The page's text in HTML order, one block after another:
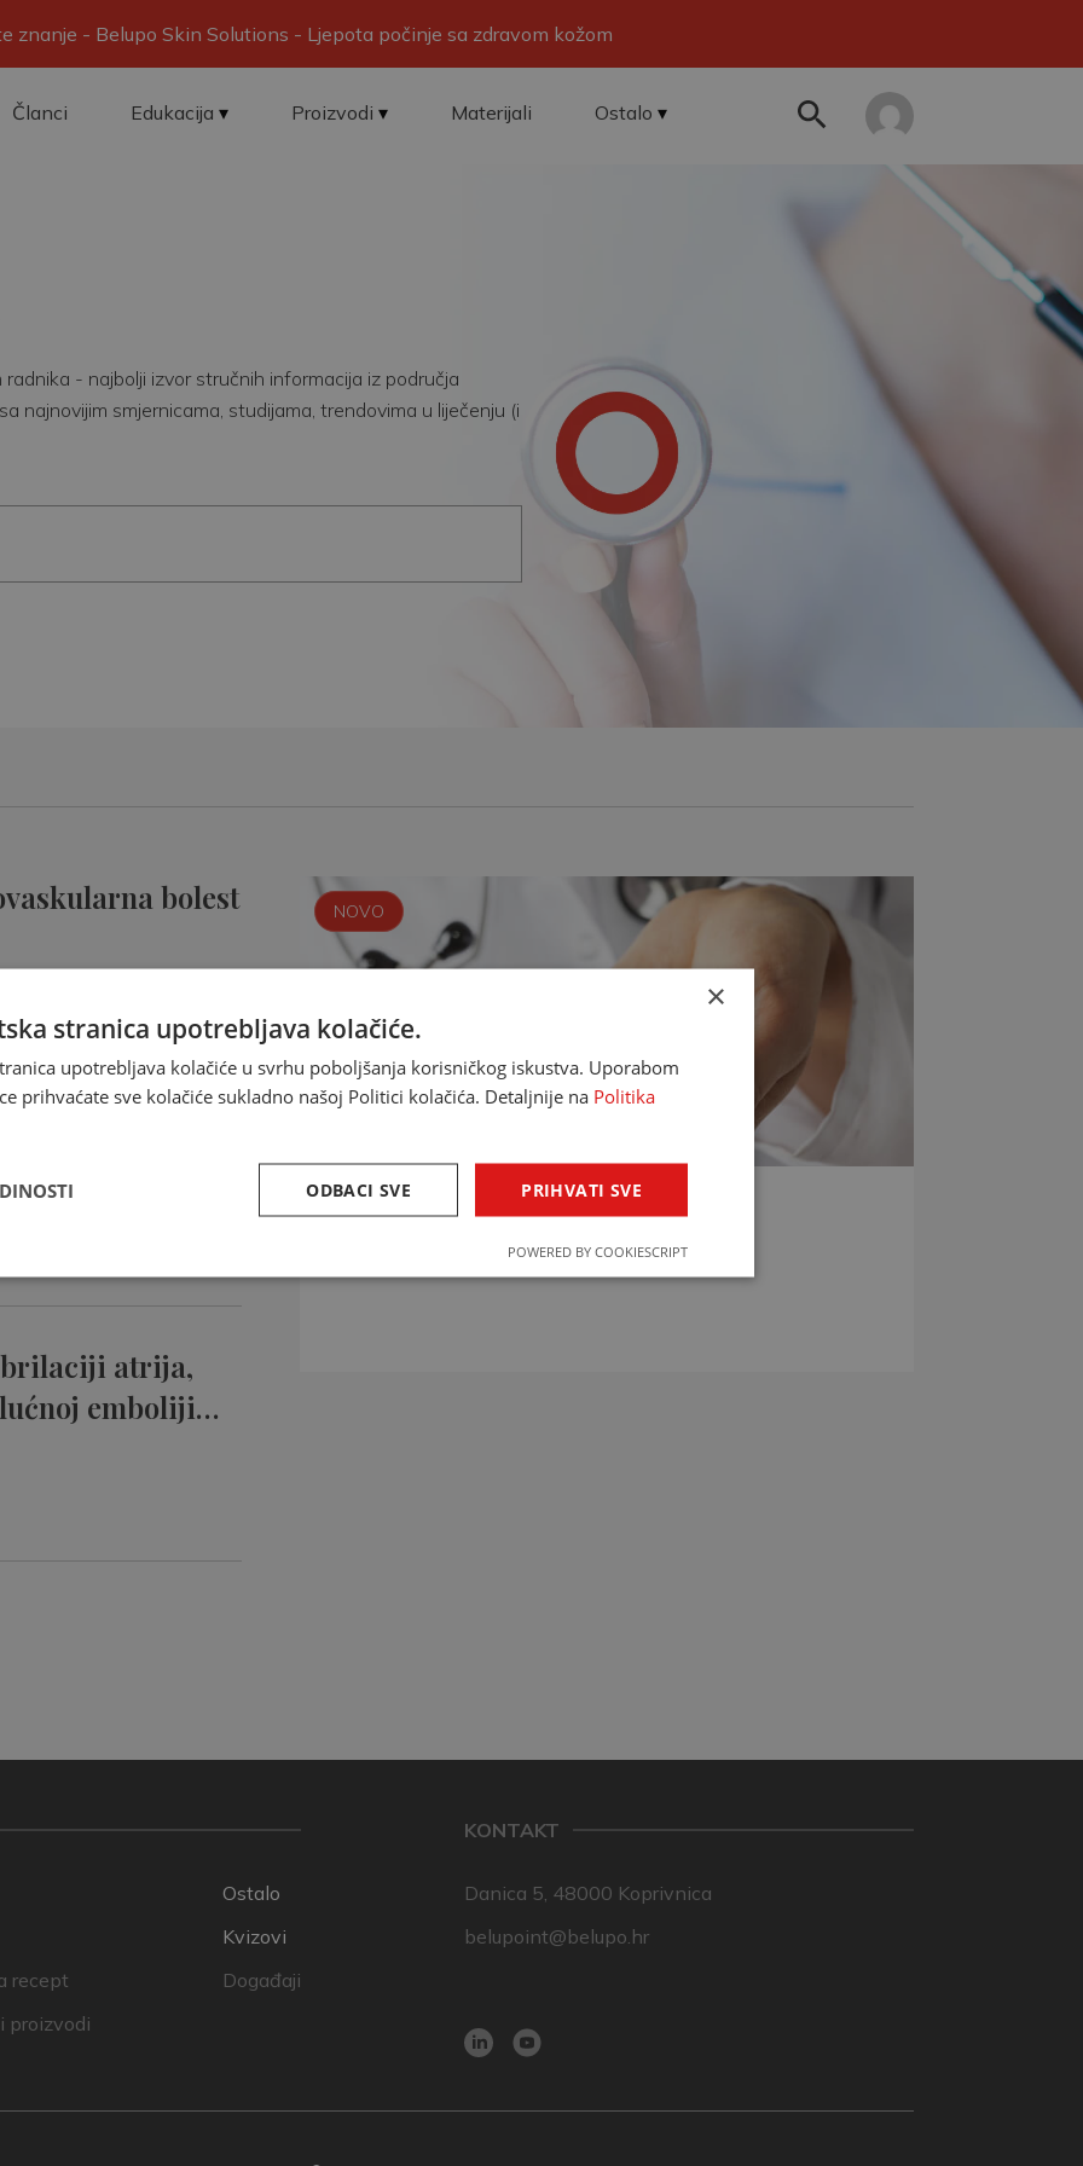
znanje - Belupo Skin Solutions - Ljepota počinje sa zdravom kožom
Članci Edukacija Proizvodi Materijali Ostalo
- najbolji izvor stručnih informacija iz područja
najnovijim smjernicama, studijama, trendovima u liječenju (i
bolest
atrija,
emboliji…
NOVO
INTERAKCIJE LIJEKOVA
Provjerite interakcije lijekova u svega par klikova!
recept
proizvodi
Ostalo
Kvizovi
Događaji
KONTAKT
Danica 5, 48000 Koprivnica
belupoint@belupo.hr
×
stranica upotrebljava kolačiće.
upotrebljava kolačiće u svrhu poboljšanja korisničkog iskustva. Uporabom
prihvaćate sve kolačiće sukladno našoj Politici kolačića. Detaljnije na Politika
PRIHVATI SVE
ODBACI SVE
POWERED BY COOKIESCRIPT